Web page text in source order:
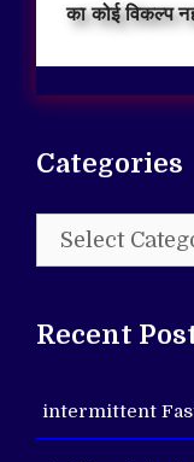
का कोई विकल्प
Categories
Categories
Recent
intermittent